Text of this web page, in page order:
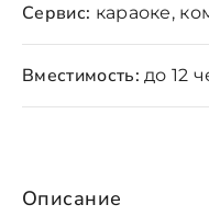
Описание
Сервис: караоке,
Вместимость: до 12